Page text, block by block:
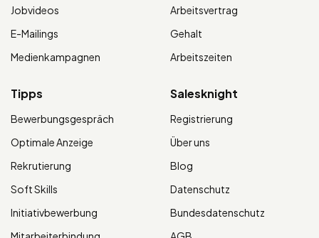
Jobvideos
E-Mailings
Medienkampagnen
Arbeitsvertrag
Gehalt
Arbeitszeiten
Tipps
Bewerbungsgespräch
Optimale Anzeige
Rekrutierung
Soft Skills
Initiativbewerbung
Salesknight
Registrierung
Über uns
Blog
Datenschutz
Bundesdatenschutz